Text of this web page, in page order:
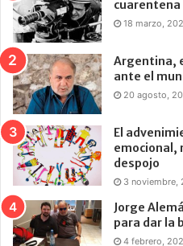
cuarentena
18 marzo,
Argentina,
ante el
20 agosto,
El
emocional,
despojo
3 noviembre,
Jorge
para dar la
4 febrero,